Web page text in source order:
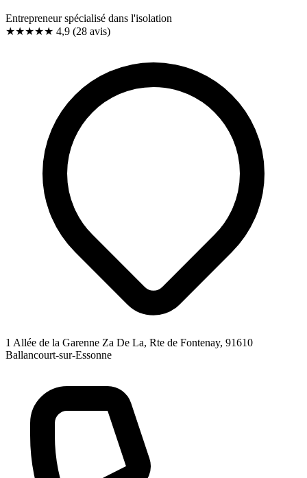
Entrepreneur spécialisé dans l'isolation
★★★★★ 4,9 (28 avis)
1 Allée de la Garenne Za De La, Rte de Fontenay, 91610
Ballancourt-sur-Essonne